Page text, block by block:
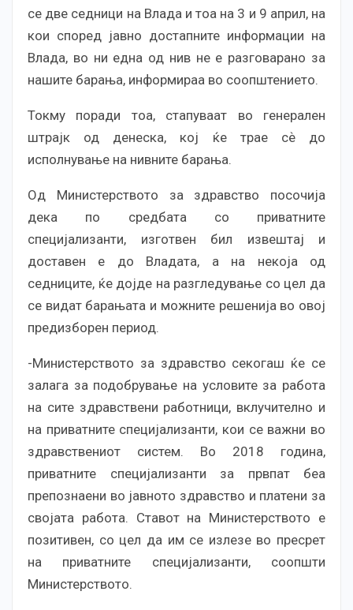
се две седници на Влада и тоа на 3 и 9 април, на
кои според јавно достапните информации на
Влада, во ни една од нив не е разговарано за
нашите барања, информираа во соопштението.
Токму поради тоа, стапуваат во генерален
штрајк од денеска, кој ќе трае сѐ до
исполнување на нивните барања.
Од Министерството за здравство посочија
дека по средбата со приватните
специјализанти, изготвен бил извештај и
доставен е до Владата, а на некоја од
седниците, ќе дојде на разгледување со цел да
се видат барањата и можните решенија во овој
предизборен период.
-Министерството за здравство секогаш ќе се
залага за подобрување на условите за работа
на сите здравствени работници, вклучително и
на приватните специјализанти, кои се важни во
здравствениот систем. Во 2018 година,
приватните специјализанти за првпат беа
препознаени во јавното здравство и платени за
својата работа. Ставот на Министерството е
позитивен, со цел да им се излезе во пресрет
на приватните специјализанти, соопшти
Министерството.